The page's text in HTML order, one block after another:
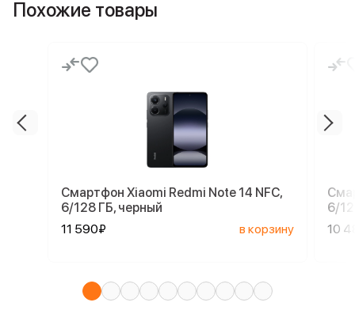
Похожие товары
Смартфон Xiaomi Redmi Note 14 NFC,
6/128 ГБ, черный
11 590₽
в корзину
6/
10